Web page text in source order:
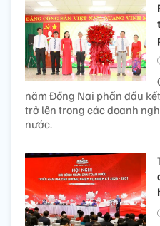
năm Đồng Nai phấn đấu
trở lên trong các doanh
nước.